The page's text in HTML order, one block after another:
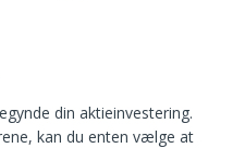
din aktieinvestering.
kan du enten vælge at